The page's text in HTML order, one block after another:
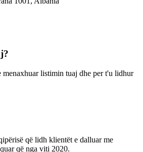
listimin tuaj dhe per t'u lidhur
që lidh klientët e dalluar me
që nga viti 2020.